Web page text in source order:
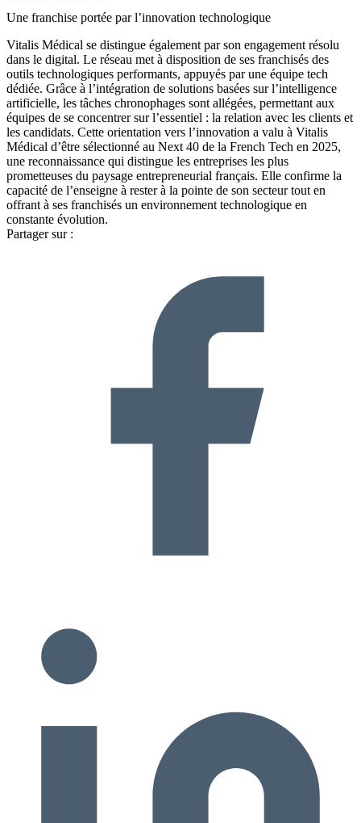
Une franchise portée par l’innovation technologique
Vitalis Médical se distingue également par son engagement résolu
dans le digital. Le réseau met à disposition de ses franchisés des
outils technologiques performants, appuyés par une équipe tech
dédiée. Grâce à l’intégration de solutions basées sur l’intelligence
artificielle, les tâches chronophages sont allégées, permettant aux
équipes de se concentrer sur l’essentiel : la relation avec les clients et
les candidats. Cette orientation vers l’innovation a valu à Vitalis
Médical d’être sélectionné au Next 40 de la French Tech en 2025,
une reconnaissance qui distingue les entreprises les plus
prometteuses du paysage entrepreneurial français. Elle confirme la
capacité de l’enseigne à rester à la pointe de son secteur tout en
offrant à ses franchisés un environnement technologique en
constante évolution.
Partager sur :